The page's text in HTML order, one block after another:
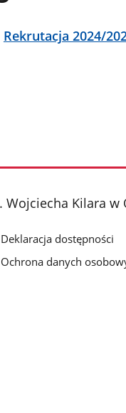
Rekrutacja 2024/
Wojciecha Kilara w
Deklaracja dostępności
Ochrona danych